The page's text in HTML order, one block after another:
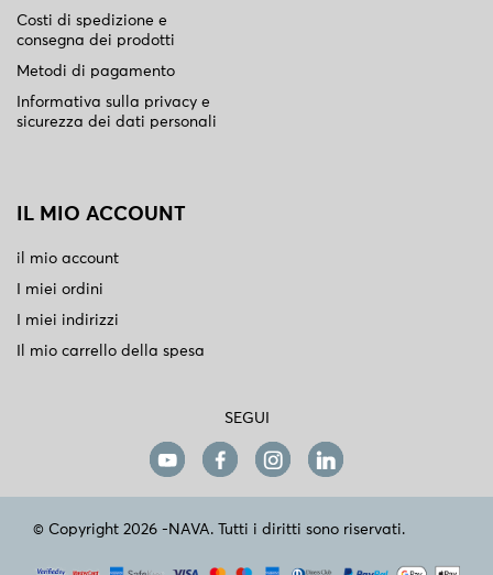
Costi di spedizione e
consegna dei prodotti
Metodi di pagamento
Informativa sulla privacy e
sicurezza dei dati personali
IL MIO ACCOUNT
il mio account
I miei ordini
I miei indirizzi
Il mio carrello della spesa
SEGUI
© Copyright 2026 -NAVA. Tutti i diritti sono riservati.